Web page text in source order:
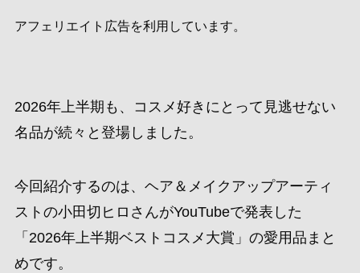
アフェリエイト広告を利用しています。
2026年上半期も、コスメ好きにとって見逃せない
名品が続々と登場しました。
今回紹介するのは、ヘア＆メイクアップアーティ
ストの小田切ヒロさんがYouTubeで発表した
「2026年上半期ベストコスメ大賞」の愛用品まと
めです。